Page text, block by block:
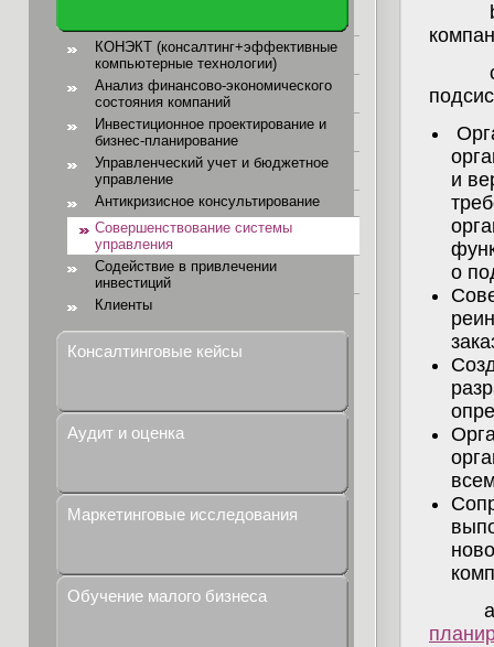
КОНЭКТ (консалтинг+эффективные
компьютерные технологии)
Анализ финансово-экономического
состояния компаний
Инвестиционное проектирование и
бизнес-планирование
Управленческий учет и бюджетное
управление
Антикризисное консультирование
Совершенствование системы
управления
Содействие в привлечении
инвестиций
Клиенты
Консалтинговые кейсы
Аудит и оценка
Маркетинговые исследования
Обучение малого бизнеса
и
о